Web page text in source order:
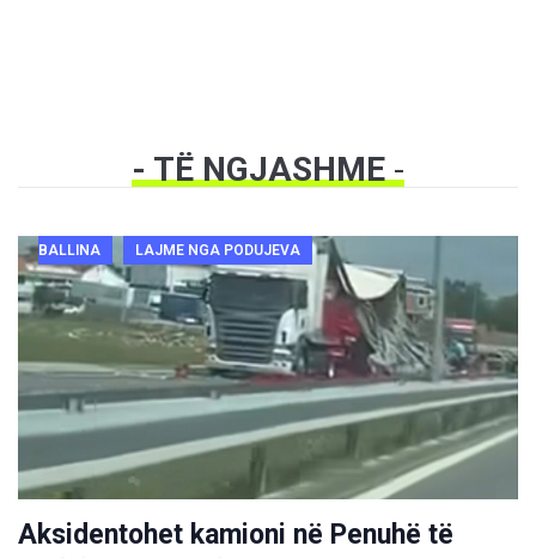
- TË NGJASHME-
BALLINA LAJME NGA PODUJEVA
Aksidentohet kamioni në Penuhë të